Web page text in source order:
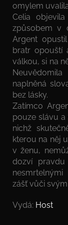
omylem
Celia
způsobem v
Argent
bratr opouští
válkou, si na
naplněná
bez lásky.
Zatímco
pouze slávu a
nichž
kterou na něj
v ženu,
dozví
zášť vůči
Vydá: Host